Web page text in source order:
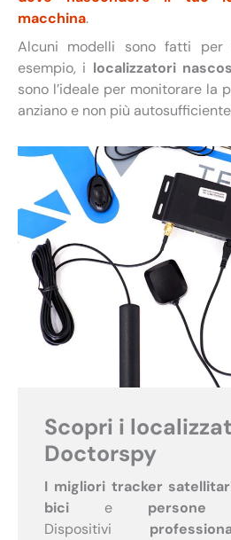
macchina.
Alcuni modelli sono fatti per
esempio, i localizzatori
sono l’ideale per monitorare la
anziano e non più
Scopri i
Doctorspy
I migliori tracker
bici e persone
Dispositivi